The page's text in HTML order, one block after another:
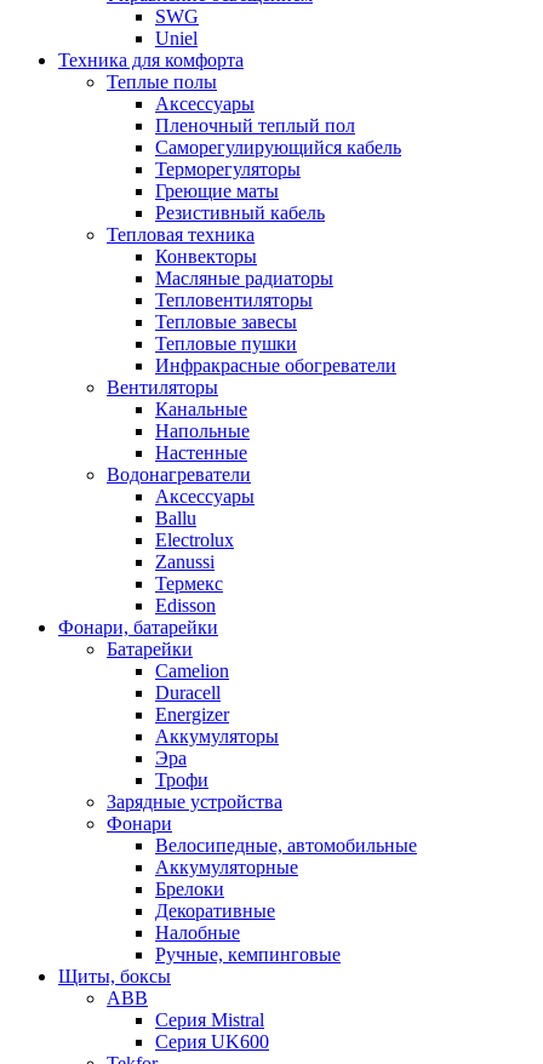
SWG
Uniel
Техника для комфорта
Теплые полы
Аксессуары
Пленочный теплый пол
Саморегулирующийся кабель
Терморегуляторы
Греющие маты
Резистивный кабель
Тепловая техника
Конвекторы
Масляные радиаторы
Тепловентиляторы
Тепловые завесы
Тепловые пушки
Инфракрасные обогреватели
Вентиляторы
Канальные
Напольные
Настенные
Водонагреватели
Аксессуары
Ballu
Electrolux
Zanussi
Термекс
Edisson
Фонари, батарейки
Батарейки
Camelion
Duracell
Energizer
Аккумуляторы
Эра
Трофи
Зарядные устройства
Фонари
Велосипедные, автомобильные
Аккумуляторные
Брелоки
Декоративные
Налобные
Ручные, кемпинговые
Щиты, боксы
ABB
Серия Mistral
Серия UK600